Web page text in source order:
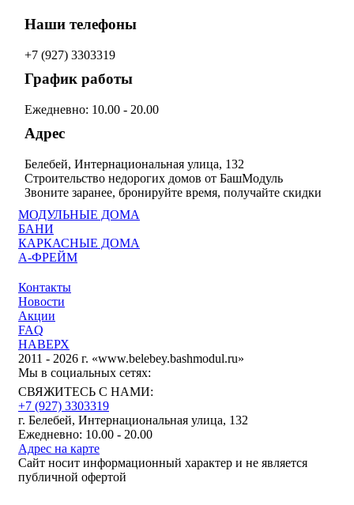
Наши телефоны
+7 (927) 3303319
График работы
Ежедневно: 10.00 - 20.00
Адрес
Белебей, Интернациональная улица, 132
Строительство недорогих домов от БашМодуль
Звоните заранее, бронируйте время, получайте скидки
Контакты
Новости
Акции
FAQ
НАВЕРХ
2011 - 2026 г. «www.belebey.bashmodul.ru»
МОДУЛЬНЫЕ ДОМА
БАНИ
КАРКАСНЫЕ ДОМА
А-ФРЕЙМ
Мы в социальных сетях:
СВЯЖИТЕСЬ С НАМИ:
+7 (927) 3303319
г. Белебей, Интернациональная улица, 132
Ежедневно: 10.00 - 20.00
Адрес на карте
Сайт носит информационный характер и не является
публичной офертой